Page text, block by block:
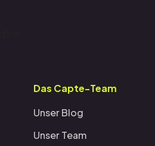
Das Capte-Team
Unser Blog
Unser Team